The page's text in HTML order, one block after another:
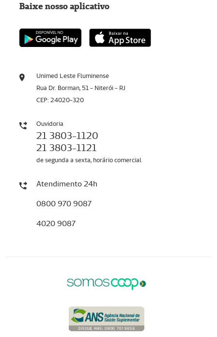
Unimed Leste Fluminense
Rua Dr. Borman, 51 - Niterói - RJ
CEP: 24020-320
Ouvidoria
21 3803-1120
21 3803-1121
de segunda a sexta, horário comercial
Atendimento 24h
0800 970 9087
4020 9087
Baixe nosso aplicativo